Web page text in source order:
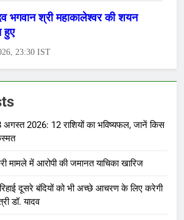
2026: 12 राशियों का भविष्यफल, जानें किस
मामले में आरोपी की जमानत याचिका खारिज
रिहाई दूसरे बंदियों को भी अच्छे आचरण के लिए करेगी
डॉ. यादव